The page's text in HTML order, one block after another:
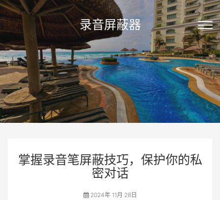
录音屏蔽器
掌握录音笔屏蔽技巧，保护你的私
密对话
2024年 11月 28日